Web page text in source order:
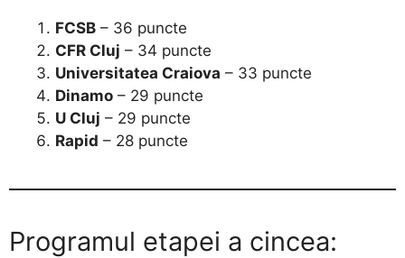
FCSB – 36 puncte
CFR Cluj – 34 puncte
Universitatea Craiova – 33 puncte
Dinamo – 29 puncte
U Cluj – 29 puncte
Rapid – 28 puncte
Programul etapei a cincea: